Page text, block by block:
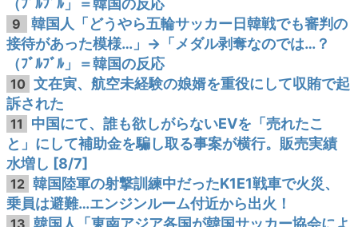
（ﾌﾞﾙﾌﾞﾙ」＝韓国の反応
9
韓国人「どうやら五輪サッカー日韓戦でも審判の
接待があった模様…」→「メダル剥奪なのでは…？
（ﾌﾞﾙﾌﾞﾙ」＝韓国の反応
10 文在寅、航空未経験の娘婿を重役にして収賄で起
訴された
11
中国にて、誰も欲しがらないEVを「売れたこ
と」にして補助金を騙し取る事案が横行。販売実績
水増し [8/7]
12 韓国陸軍の射撃訓練中だったK1E1戦車で火災、
乗員は避難…エンジンルーム付近から出火！
13 韓国人「東南アジア各国が韓国サッカー協会によ